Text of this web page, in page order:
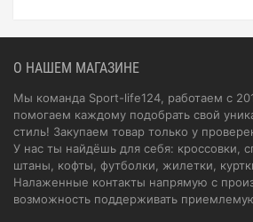
О НАШЕМ МАГАЗИНЕ
Мы команда Sport-life124, работаем с
помогаем каждому подобрать свой
стиль! Закупаем товар только у
У нас ты найдёшь для себя: кроссовки,
штаны, кофты, футболки, жилетки,
Налаженные контакты напрямую с
возможность поддерживать